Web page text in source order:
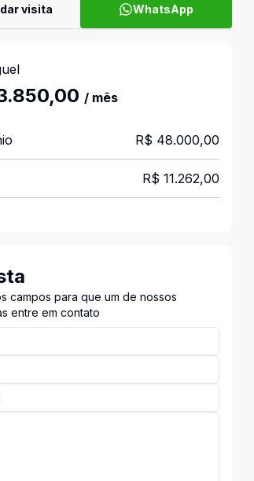
visita WhatsApp
/ mês
R$ 48.000,00
R$ 11.262,00
campos para que um de nossos
entre em contato